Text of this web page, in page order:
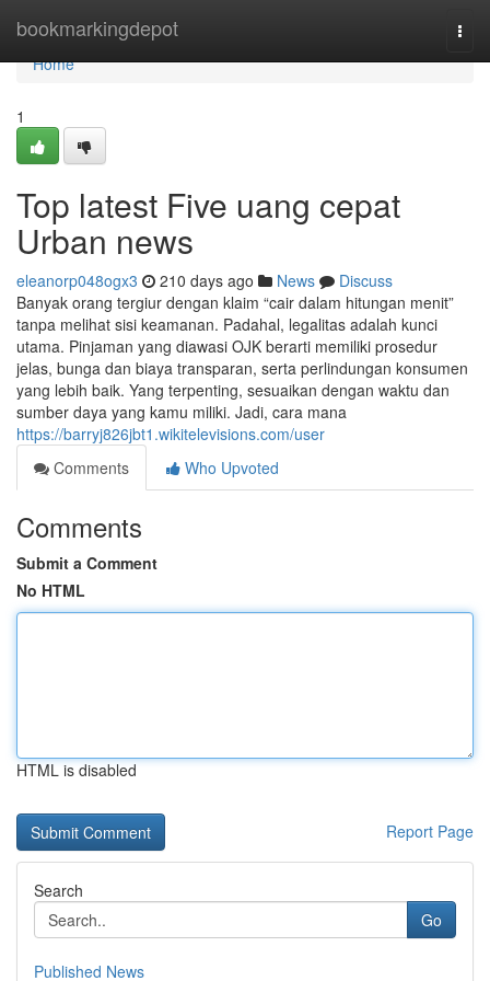
bookmarkingdepot
Home
Home
1
Top latest Five uang cepat
Urban news
eleanorp048ogx3 210 days ago News
Discuss
Banyak orang tergiur dengan klaim “cair dalam hitungan menit”
tanpa melihat sisi keamanan. Padahal, legalitas adalah kunci
utama. Pinjaman yang diawasi OJK berarti memiliki prosedur
jelas, bunga dan biaya transparan, serta perlindungan konsumen
yang lebih baik. Yang terpenting, sesuaikan dengan waktu dan
sumber daya yang kamu miliki. Jadi, cara mana
https://barryj826jbt1.wikitelevisions.com/user
Comments
Who Upvoted
Comments
Submit a Comment
No HTML
HTML is disabled
Report Page
Search
Go
Published News